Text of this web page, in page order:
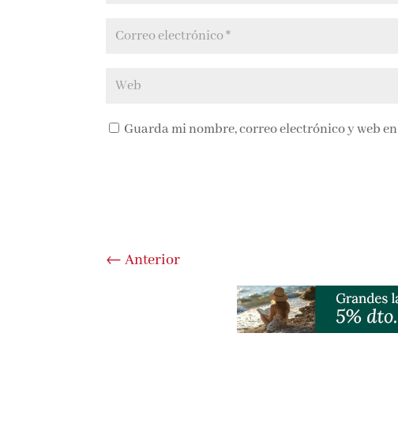
Guarda mi nombre, correo electrónico y web
←Anterior